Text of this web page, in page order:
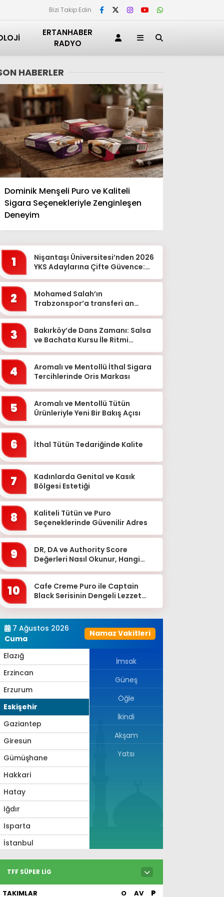
Bizi Takip Edin
ERTANHABER
RADYO
HABERLER
Dominik Menşeli Puro ve Kaliteli
Sigara Seçenekleriyle Zenginleşen
Deneyim
1
Nişantaşı Üniversitesi’nden 2026
YKS Adaylarına Çifte Güvence:
2
Mohamed Salah’ın
Trabzonspor’a transferi an
3
Bakırköy’de Dans Zamanı: Salsa
ve Bachata Kursu İle Ritmi
4
Aromalı ve Mentollü İthal Sigara
Tercihlerinde Oris Markası
5
Aromalı ve Mentollü Tütün
Ürünleriyle Yeni Bir Bakış Açısı
6 İthal Tütün Tedariğinde Kalite
7
Kadınlarda Genital ve Kasık
Bölgesi Estetiği
8
Kaliteli Tütün ve Puro
Seçeneklerinde Güvenilir Adres
9
DR, DA ve Authority Score
Değerleri Nasıl Okunur, Hangi
10
Cafe Creme Puro ile Captain
Black Serisinin Dengeli Lezzet
7 Ağustos 2026
Cuma
Namaz Vakitleri
Adana
Adıyaman
Afyonkarahisar
Ağrı
Aksaray
Amasya
Ankara
Antalya
Ardahan
Artvin
Aydın
Balıkesir
Bartın
Batman
Bayburt
Bilecik
Bingöl
Bitlis
Bolu
Burdur
Bursa
Çanakkale
Çankırı
Çorum
Denizli
Diyarbakır
Düzce
Edirne
Elazığ
Erzincan
Erzurum
Eskişehir
Gaziantep
Giresun
Gümüşhane
Hakkari
Hatay
Iğdır
Isparta
İstanbul
İzmir
Kahramanmaraş
Karabük
İmsak
Güneş
Öğle
İkindi
Akşam
Yatsı
TFF SÜPER LIG
TAKIMLAR O AV P